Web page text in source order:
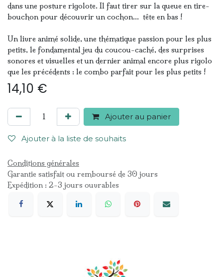
dans une posture rigolote. Il faut tirer sur la queue en tire-
bouchon pour découvrir un cochon… tête en bas !
Un livre animé solide, une thématique passion pour les plus
petits, le fondamental jeu du coucou-caché, des surprises
sonores et visuelles et un dernier animal encore plus rigolo
que les précédents : le combo parfait pour les plus petits !
14,10 €
Ajouter au panier
Ajouter à la liste de souhaits
Conditions générales
Garantie satisfait ou remboursé de 30 jours
Expédition : 2-3 jours ouvrables